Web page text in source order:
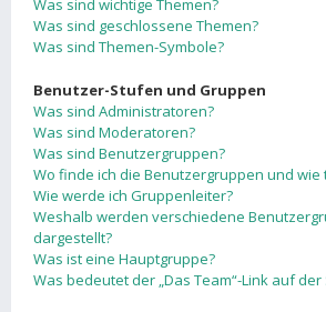
Was sind wichtige Themen?
Was sind geschlossene Themen?
Was sind Themen-Symbole?
Benutzer-Stufen und Gruppen
Was sind Administratoren?
Was sind Moderatoren?
Was sind Benutzergruppen?
Wo finde ich die Benutzergruppen und wie
Wie werde ich Gruppenleiter?
Weshalb werden verschiedene
dargestellt?
Was ist eine Hauptgruppe?
Was bedeutet der „Das Team“-Link auf